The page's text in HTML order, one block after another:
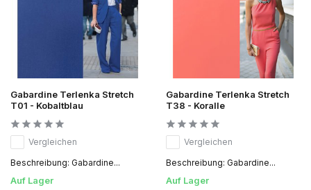
Gabardine Terlenka Stretch
T01 - Kobaltblau
Vergleichen
Beschreibung: Gabardine...
Auf Lager
Gabardine Terlenka Stretch
T38 - Koralle
Vergleichen
Beschreibung: Gabardine...
Auf Lager